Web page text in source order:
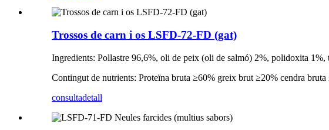
Trossos de carn i os LSFD-72-FD (gat)
Ingredients: Pollastre 96,6%, oli de peix (oli de salmó) 2%, polidoxita
Contingut de nutrients: Proteïna bruta ≥60% greix brut ≥20% cendra
consultadetall